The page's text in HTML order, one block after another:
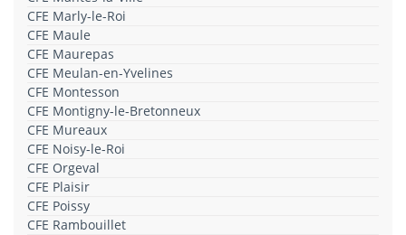
CFE Marly-le-Roi
CFE Maule
CFE Maurepas
CFE Meulan-en-Yvelines
CFE Montesson
CFE Montigny-le-Bretonneux
CFE Mureaux
CFE Noisy-le-Roi
CFE Orgeval
CFE Plaisir
CFE Poissy
CFE Rambouillet